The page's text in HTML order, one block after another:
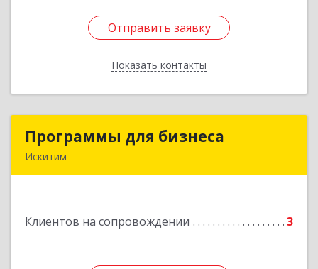
Отправить заявку
Показать контакты
Отправить заявку
Назад
Программы для бизнеса
Искитим
Клиентов на сопровождении 3
Программы для бизнеса